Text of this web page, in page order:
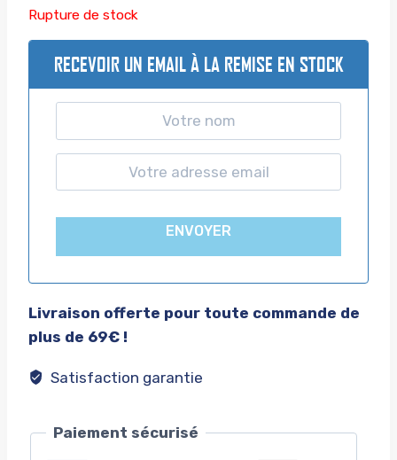
Rupture de stock
RECEVOIR UN EMAIL À LA REMISE EN STOCK
ENVOYER
Livraison offerte pour toute commande de
plus de 69€ !
Satisfaction garantie
Paiement sécurisé